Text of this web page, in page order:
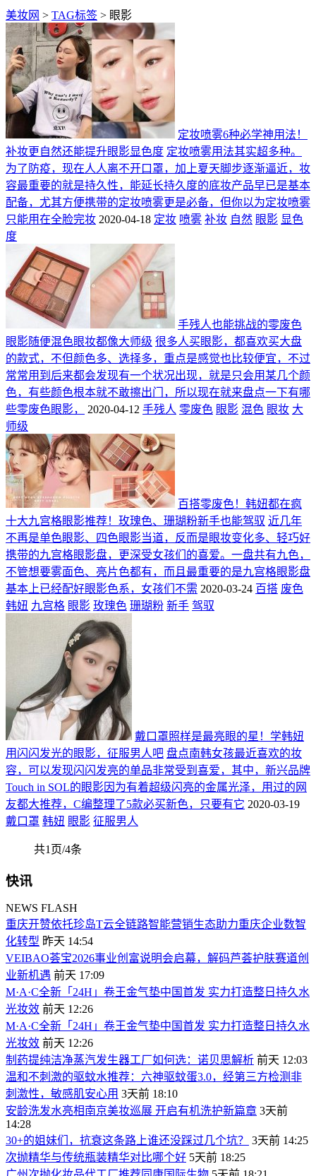
美妆网 > TAG标签 > 眼影
定妆喷雾6种必学神用法！
补妆更自然还能提升眼影显色度 定妆喷雾用法其实超多种。
为了防疫，现在人人离不开口罩，加上夏天脚步逐渐逼近，妆
容最重要的就是持久性，能延长持久度的底妆产品早已是基本
配备，尤其方便携带的定妆喷雾更是必备，但你以为定妆喷雾
只能用在全脸完妆 2020-04-18 定妆 喷雾 补妆 自然 眼影 显色
度
手残人也能挑战的零废色
眼影随便混色眼妆都像大师级 很多人买眼影，都喜欢买大盘
的款式，不但颜色多、选择多，重点是感觉也比较便宜，不过
常常用到后来都会发现有一个状况出现，就是只会用某几个颜
色，有些颜色根本就不敢擦出门，所以现在就来盘点一下有哪
些零废色眼影，
2020-04-12 手残人 零废色 眼影 混色 眼妆 大
师级
百搭零废色！韩妞都在疯
十大九宫格眼影推荐！玫瑰色、珊瑚粉新手也能驾驭 近几年
不再是单色眼影、四色眼影当道，反而是眼妆变化多、轻巧好
携带的九宫格眼影盘，更深受女孩们的喜爱。一盘共有九色，
不管想要雾面色、亮片色都有，而且最重要的是九宫格眼影盘
基本上已经配好眼影色系，女孩们不需 2020-03-24 百搭 废色
韩妞 九宫格 眼影 玫瑰色 珊瑚粉 新手 驾驭
戴口罩照样是最亮眼的星！学韩妞
用闪闪发光的眼影，征服男人吧 盘点南韩女孩最近喜欢的妆
容，可以发现闪闪发亮的单品非常受到喜爱，其中，新兴品牌
Touch in SOL的眼影因为有着超级闪亮的金属光泽，用过的网
友都大推荐，C编整理了5款必买新色，只要有它 2020-03-19
戴口罩 韩妞 眼影 征服男人
共1页/4条
快讯
NEWS FLASH
重庆开赞依托珍岛T云全链路智能营销生态助力重庆企业数智
化转型 昨天 14:54
VEIBAO荟宝2026事业创富说明会启幕，解码芦荟护肤赛道创
业新机遇 前天 17:09
M·A·C全新「24H」卷王金气垫中国首发 实力打造整日持久水
光妆效 前天 12:26
M·A·C全新「24H」卷王金气垫中国首发 实力打造整日持久水
光妆效 前天 12:26
制药提纯洁净蒸汽发生器工厂如何选：诺贝思解析 前天 12:03
温和不刺激的驱蚊水推荐：六神驱蚊蛋3.0，经第三方检测非
刺激性，敏感肌安心用 3天前 18:10
安龄洗发水亮相南京美妆巡展 开启有机洗护新篇章 3天前
14:28
30+的姐妹们，抗衰这条路上谁还没踩过几个坑？
3天前 14:25
次抛精华与传统瓶装精华对比哪个好 5天前 18:25